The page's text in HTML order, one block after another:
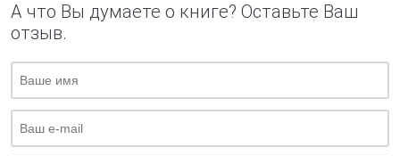
А что Вы думаете о книге? Оставьте Ваш
отзыв.